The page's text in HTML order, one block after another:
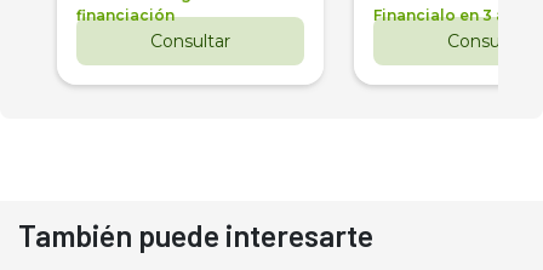
financiación
Consultar
Financialo en 3 años
Consultar
También puede interesarte